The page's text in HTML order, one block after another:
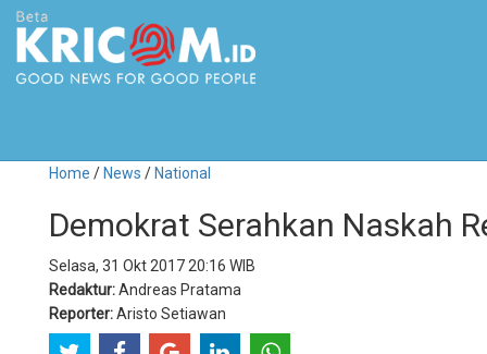
Home / News / National
Demokrat Serahkan Naskah
Selasa, 31 Okt 2017 20:16 WIB
Redaktur:Andreas Pratama
Reporter:Aristo Setiawan